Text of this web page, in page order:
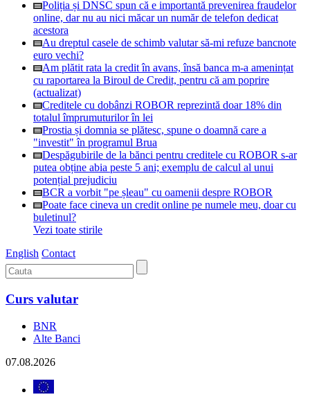
Poliția și DNSC spun că e importantă prevenirea fraudelor
online, dar nu au nici măcar un număr de telefon dedicat
acestora
Au dreptul casele de schimb valutar să-mi refuze bancnote
euro vechi?
Am plătit rata la credit în avans, însă banca m-a amenințat
cu raportarea la Biroul de Credit, pentru că am poprire
(actualizat)
Creditele cu dobânzi ROBOR reprezintă doar 18% din
totalul împrumuturilor în lei
Prostia și domnia se plătesc, spune o doamnă care a
"investit" în programul Brua
Despăgubirile de la bănci pentru creditele cu ROBOR s-ar
putea obține abia peste 5 ani; exemplu de calcul al unui
potențial prejudiciu
BCR a vorbit "pe șleau" cu oamenii despre ROBOR
Poate face cineva un credit online pe numele meu, doar cu
buletinul?
Vezi toate stirile
English Contact
Curs valutar
BNR
Alte Banci
07.08.2026